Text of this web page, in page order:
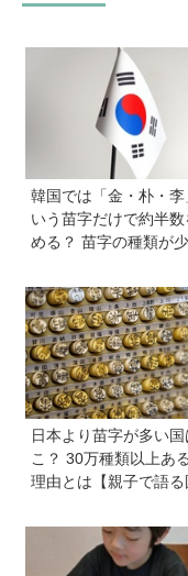
韓国では「金・朴・李
いう苗字だけで約半数
める？ 苗字の種類が
際問題】
日本より苗字が多い国
こ？ 30万種類以上あ
理由とは【親子で語る